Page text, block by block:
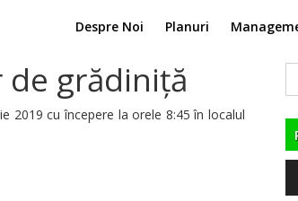
Despre Noi Planuri
grădiniță
2019 cu începere la orele 8:45 în localul